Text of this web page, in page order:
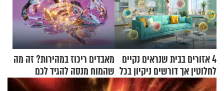
4 אזורים בבית שנראים נקיים
לחלוטין אך דורשים ניקיון בכל
סוף שבוע
מאבדים ריכוז במהירות? זה מה
שהמוח מנסה להגיד לכם